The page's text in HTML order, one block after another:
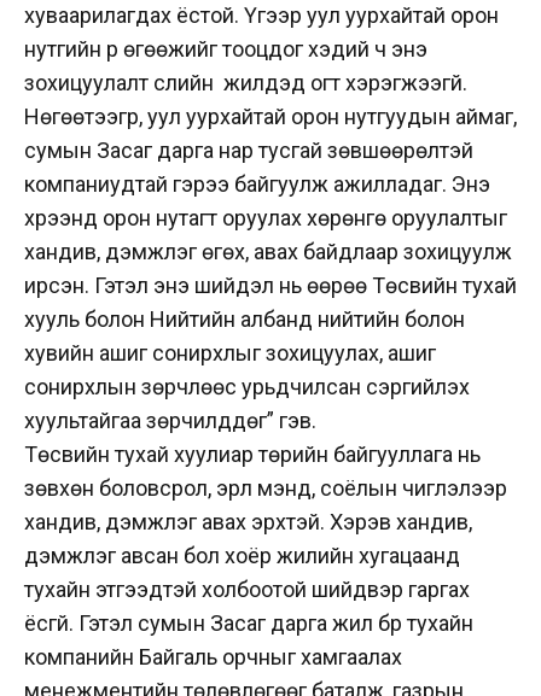
хуваарилагдах ёстой. Үүгээр уул уурхайтай орон
нутгийн үр өгөөжийг тооцдог хэдий ч энэ
зохицуулалт сүүлийн жилүүдэд огт хэрэгжээгүй.
Нөгөөтээгүүр, уул уурхайтай орон нутгуудын аймаг,
сумын Засаг дарга нар тусгай зөвшөөрөлтэй
компаниудтай гэрээ байгуулж ажилладаг. Энэ
хүрээнд орон нутагт оруулах хөрөнгө оруулалтыг
хандив, дэмжлэг өгөх, авах байдлаар зохицуулж
ирсэн. Гэтэл энэ шийдэл нь өөрөө Төсвийн тухай
хууль болон Нийтийн албанд нийтийн болон
хувийн ашиг сонирхлыг зохицуулах, ашиг
сонирхлын зөрчлөөс урьдчилсан сэргийлэх
хуультайгаа зөрчилддөг” гэв.
Төсвийн тухай хуулиар төрийн байгууллага нь
зөвхөн боловсрол, эрүүл мэнд, соёлын чиглэлээр
хандив, дэмжлэг авах эрхтэй. Хэрэв хандив,
дэмжлэг авсан бол хоёр жилийн хугацаанд
тухайн этгээдтэй холбоотой шийдвэр гаргах
ёсгүй. Гэтэл сумын Засаг дарга жил бүр тухайн
компанийн Байгаль орчныг хамгаалах
менежментийн төлөвлөгөөг баталж, газрын